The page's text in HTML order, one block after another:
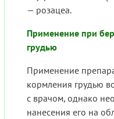
— розацеа.
Применение при
грудью
Применение
кормления грудью
с врачом, однако
нанесения его на